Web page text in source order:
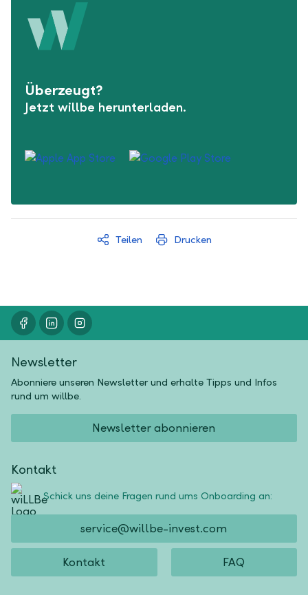
Überzeugt?
Jetzt willbe herunterladen.
Teilen Drucken
Newsletter
Abonniere unseren Newsletter und erhalte Tipps und Infos
rund um willbe.
Newsletter abonnieren
Kontakt
Schick uns deine Fragen rund ums Onboarding an:
service@willbe-invest.com
Kontakt FAQ